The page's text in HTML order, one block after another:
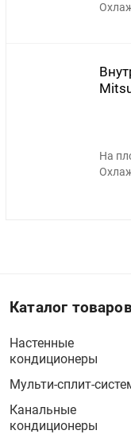
На
Каталог
Настенные
кондиционеры
Мульти-сплит-
Канальные
кондиционеры